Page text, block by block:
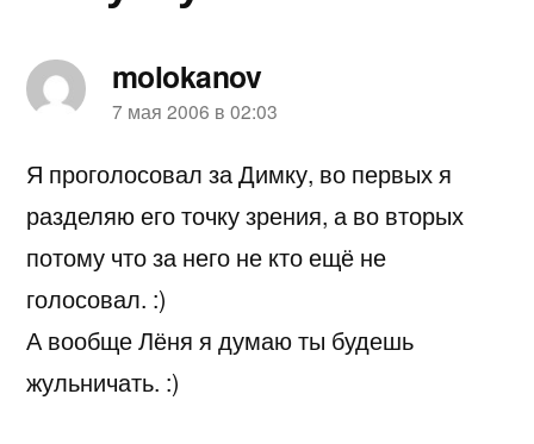
molokanov
пишет:
7 мая 2006 в 02:03
Я проголосовал за Димку, во первых я
разделяю его точку зрения, а во вторых
потому что за него не кто ещё не
голосовал. :)
А вообще Лёня я думаю ты будешь
жульничать. :)